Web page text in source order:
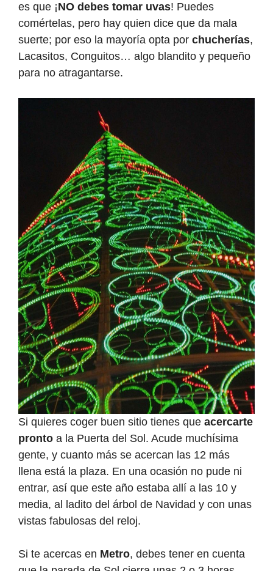
es que ¡NO debes tomar uvas! Puedes
comértelas, pero hay quien dice que da mala
suerte; por eso la mayoría opta por chucherías,
Lacasitos, Conguitos… algo blandito y pequeño
para no atragantarse.
Si quieres coger buen sitio tienes que acercarte
pronto a la Puerta del Sol. Acude muchísima
gente, y cuanto más se acercan las 12 más
llena está la plaza. En una ocasión no pude ni
entrar, así que este año estaba allí a las 10 y
media, al ladito del árbol de Navidad y con unas
vistas fabulosas del reloj.
Si te acercas en Metro, debes tener en cuenta